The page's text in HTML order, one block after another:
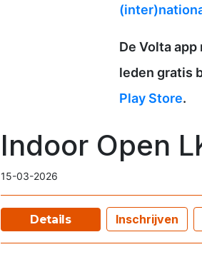
De Volta
leden gratis
Play Store.
Indoor Open
15-03-2026
Details Inschrijven